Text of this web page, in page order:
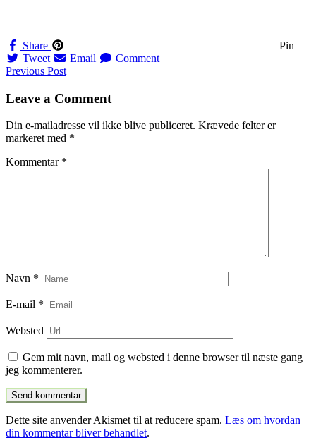
Share
Pin
Tweet
Email Comment
Navigation
til
Previous Post
Leave a Comment
Din e-mailadresse vil ikke blive publiceret. Krævede felter er
markeret med *
Kommentar *
Navn *
E-mail *
Websted
Gem mit navn, mail og websted i denne browser til næste gang
jeg kommenterer.
Dette site anvender Akismet til at reducere spam. Læs om hvordan
din kommentar bliver behandlet.